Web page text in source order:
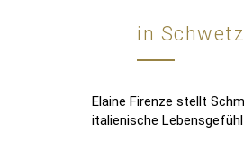
in
Elaine Firenze stellt
italienische